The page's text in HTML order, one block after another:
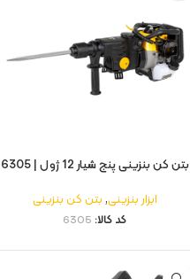
بتن کن بنزینی پنج شیار 12 ژول | 6305
ابزار بنزینی,بتن کن بنزینی
کد کالا: 6305